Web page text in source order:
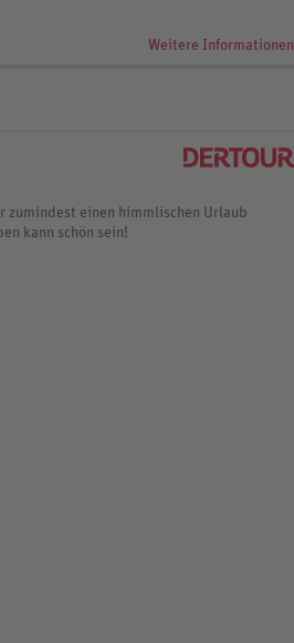
Weitere Informationen
zumindest einen himmlischen Urlaub
kann schön sein!